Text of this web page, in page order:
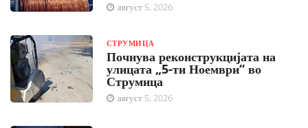
август 5, 2026
СТРУМИЦА
Почнува реконструкцијата на
улицата „5-ти Ноември“ во
Струмица
август 5, 2026